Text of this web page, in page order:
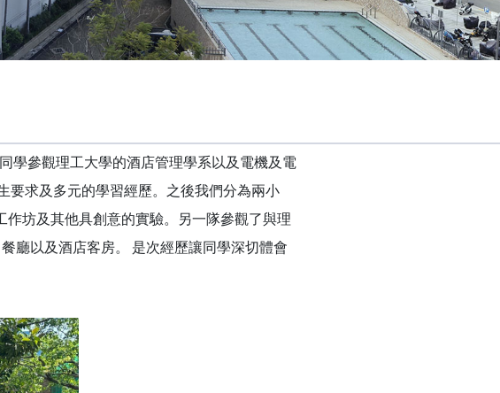
學參觀理工大學的酒店管理學系以及電機及電
要求及多元的學習經歷。之後我們分為兩小
坊及其他具創意的實驗。另一隊參觀了與理
廳以及酒店客房。
是次經歷讓同學深切體會